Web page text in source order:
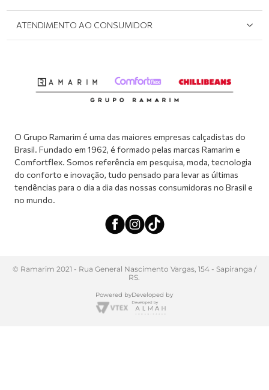
Políticas de Privacidade
Meus pedidos
ATENDIMENTO AO CONSUMIDOR
Atendimento via WhatsApp: (51) 2160-0740
O Grupo Ramarim é uma das maiores empresas calçadistas do
Brasil. Fundado em 1962, é formado pelas marcas Ramarim e
Comfortflex. Somos referência em pesquisa, moda, tecnologia
do conforto e inovação, tudo pensado para levar as últimas
tendências para o dia a dia das nossas consumidoras no Brasil e
no mundo.
© Ramarim 2021 - Rua General Nascimento Vargas, 154 - Sapiranga /
RS.
Powered byDeveloped by